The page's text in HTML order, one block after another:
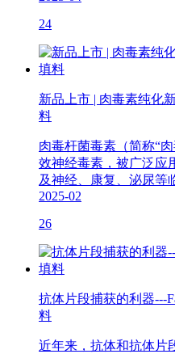
24
新品上市 | 肉毒素纯化
料
肉毒杆菌毒素（简称“
效神经毒素，被广泛应
及神经、康复、泌尿等
2025-02
26
抗体片段捕获的利器---
料
近年来，抗体和抗体片